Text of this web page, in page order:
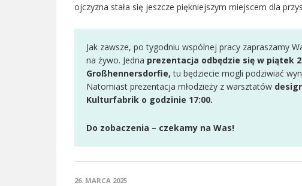
ojczyzna stała się jeszcze piękniejszym miejscem dla
Jak zawsze, po tygodniu wspólnej pracy zapraszamy
na żywo. Jedna prezentacja odbędzie się w piątek
Großhennersdorfie,tu będziecie mogli podziwiać
Natomiast prezentacja młodzieży z warsztatów
Kulturfabrik o godzinie 17:00.
Do zobaczenia – czekamy na Was!
26. MARCA 2025